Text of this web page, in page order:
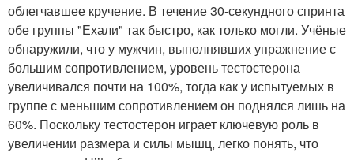
облегчавшее кручение. В течение 30-секундного спринта
обе группы "Ехали" так быстро, как только могли. Учёные
обнаружили, что у мужчин, выполнявших упражнение с
большим сопротивлением, уровень тестостерона
увеличивался почти на 100%, тогда как у испытуемых в
группе с меньшим сопротивлением он поднялся лишь на
60%. Поскольку тестостерон играет ключевую роль в
увеличении размера и силы мышц, легко понять, что